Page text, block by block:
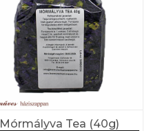
Mórmályva Tea (40g)